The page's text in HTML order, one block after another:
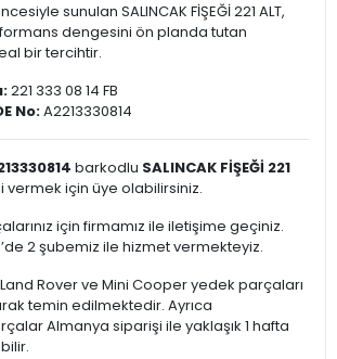
sunulan SALINCAK FİŞEĞİ 221 ALT,
dengesini ön planda tutan
bir tercihtir.
221 333 08 14 FB
No:A2213330814
barkodlu SALINCAK FİŞEĞİ 221
vermek için üye olabilirsiniz.
için firmamız ile iletişime geçiniz.
2 şubemiz ile hizmet vermekteyiz.
Rover ve Mini Cooper yedek parçaları
temin edilmektedir. Ayrıca
Almanya siparişi ile yaklaşık 1 hafta